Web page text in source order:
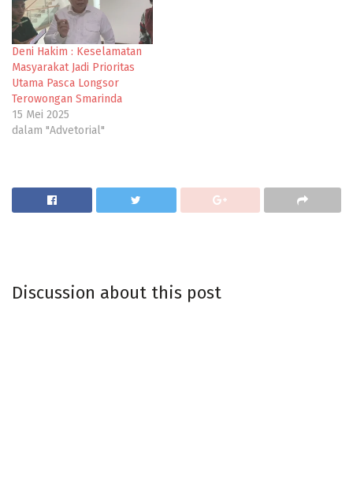
Deni Hakim : Keselamatan
Masyarakat Jadi Prioritas
Utama Pasca Longsor
Terowongan Smarinda
15 Mei 2025
dalam "Advetorial"
Discussion about this post